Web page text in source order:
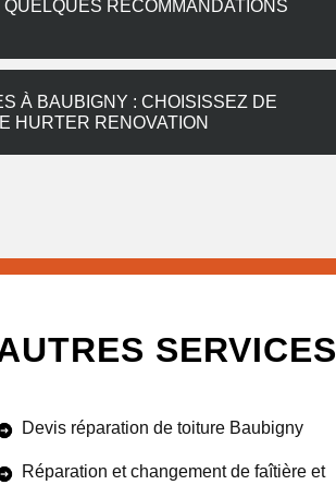
RECOMMANDATIONS
À BAUBIGNY : CHOISISSEZ DE
HURTER RENOVATION
SERVICES
Devis réparation de toiture Baubigny
Réparation et changement de faîtière et